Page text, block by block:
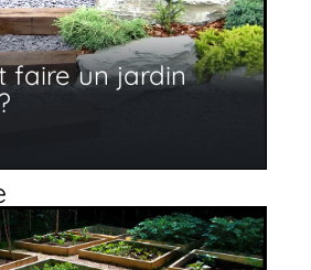
faire un jardin